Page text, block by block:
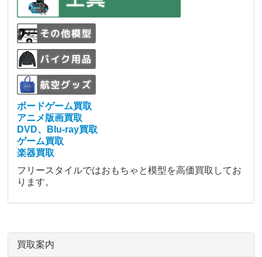
ボードゲーム買取
アニメ版画買取
DVD、Blu-ray買取
ゲーム買取
楽器買取
フリースタイルではおもちゃと模型を高価買取してお
ります。
買取案内